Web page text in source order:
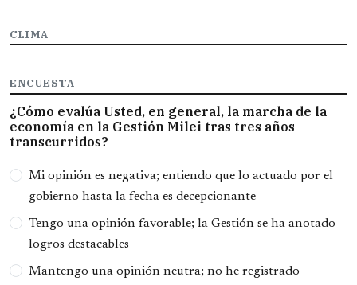
CLIMA
ENCUESTA
¿Cómo evalúa Usted, en general, la marcha de la
economía en la Gestión Milei tras tres años
transcurridos?
Opciones
Mi opinión es negativa; entiendo que lo actuado por el
gobierno hasta la fecha es decepcionante
Tengo una opinión favorable; la Gestión se ha anotado
logros destacables
Mantengo una opinión neutra; no he registrado